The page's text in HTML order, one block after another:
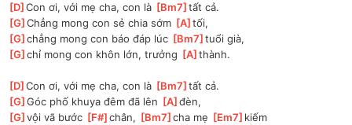
[D ]
Con ơi, với mẹ cha, con là [Bm7 ]tất cả.
[G ]
Chẳng mong con sẻ chia sớm [A ]tối,
[G ]
chẳng mong con báo đáp lúc [Bm7 ]tuổi già,
[G ]
chỉ mong con khôn lớn, trưởng [A ]thành.
[D ]
Con ơi, với mẹ cha, con là [Bm7 ]tất cả.
[G ]
Góc phố khuya đêm đã lên [A ]
đèn,
[G ]
vội vã bước [F# ]
chân, [Bm7 ]
cha mẹ [Em7 ]kiếm